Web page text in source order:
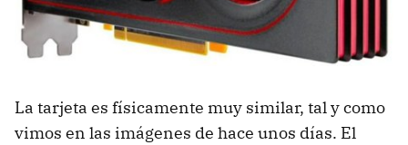
La tarjeta es físicamente muy similar, tal y como
vimos en las imágenes de hace unos días. El